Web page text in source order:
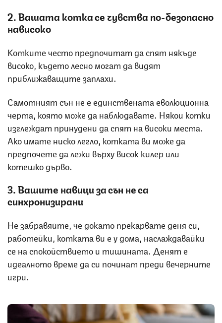
2. Вашата котка се чувства по-безопасно
нависоко
Котките често предпочитат да спят някъде
високо, където лесно могат да видят
приближаващите заплахи.
Самотният сън не е единствената еволюционна
черта, която може да наблюдавате. Някои котки
изглеждат принудени да спят на високи места.
Ако имате ниско легло, котката ви може да
предпочете да лежи върху висок килер или
котешко дърво.
3. Вашите навици за сън не са
синхронизирани
Не забравяйте, че докато прекарвате деня си,
работейки, котката ви е у дома, наслаждавайки
се на спокойствието и тишината. Денят е
идеалното време да си починат преди вечерните
игри.